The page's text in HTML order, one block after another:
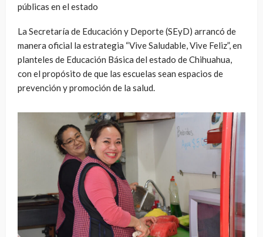
públicas en el estado
La Secretaría de Educación y Deporte (SEyD) arrancó de
manera oficial la estrategia “Vive Saludable, Vive Feliz”, en
planteles de Educación Básica del estado de Chihuahua,
con el propósito de que las escuelas sean espacios de
prevención y promoción de la salud.